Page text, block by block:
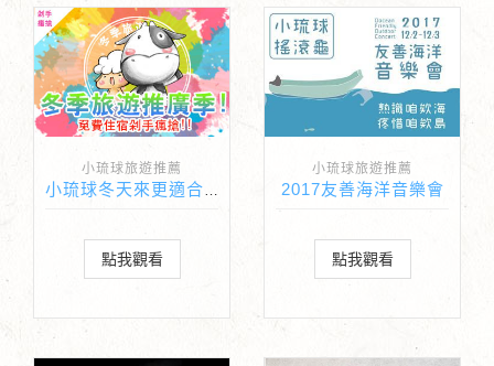
小琉球旅遊推薦
點我觀看
小琉球旅遊推薦
2017友善海洋音樂會
點我觀看